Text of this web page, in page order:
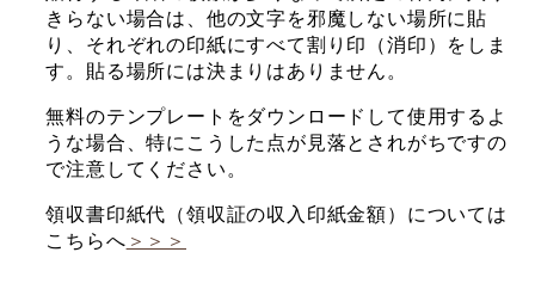
きらない場合は、他の文字を邪魔しない場所に貼
り、それぞれの印紙にすべて割り印（消印）をしま
す。貼る場所には決まりはありません。
無料のテンプレートをダウンロードして使用するよ
うな場合、特にこうした点が見落とされがちですの
で注意してください。
領収書印紙代（領収証の収入印紙金額）については
こちらへ ＞＞＞